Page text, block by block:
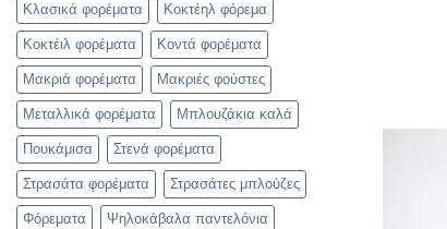
Κλασικά φορέματα Κοκτέηλ φόρεμα
Κοκτέιλ φορέματα Κοντά φορέματα
Μακριά φορέματα Μακριές φούστες
Μεταλλικά φορέματα Μπλουζάκια καλά
Πουκάμισα Στενά φορέματα
Στρασάτα φορέματα Στρασάτες μπλούζες
Φόρεματα Ψηλοκάβαλα παντελόνια